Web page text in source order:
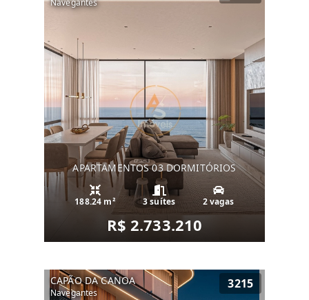
Navegantes
APARTAMENTOS 03 DORMITÓRIOS
188.24 m² 3 suítes 2 vagas
R$ 2.733.210
CAPÃO DA CANOA
Navegantes
3215